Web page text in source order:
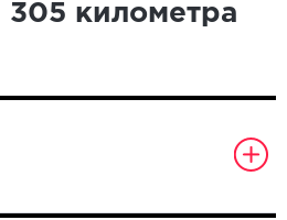
305 километра